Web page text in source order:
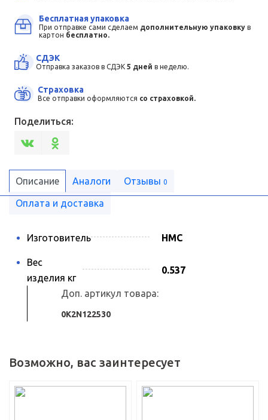
Бесплатная упаковка
При отправке сами сделаем дополнительную упаковкув
картон бесплатно.
СДЭК
Отправка заказов в СДЭК 5 дней в неделю.
Страховка
Все отправки оформляются со страховкой.
Поделиться:
Описание Аналоги Отзывы 0
Оплата и доставка
Изготовитель HMC
Вес
изделия кг
0.537
Доп. артикул товара:
0K2N122530
Возможно, вас заинтересует